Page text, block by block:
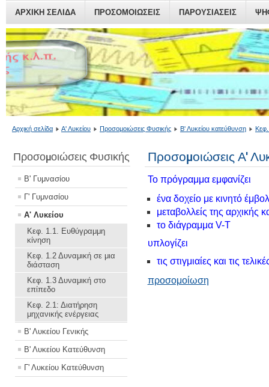
ΑΡΧΙΚΗ ΣΕΛΙΔΑ ΠΡΟΣΟΜΟΙΏΣΕΙΣ ΠΑΡΟΥΣΙΆΣΕΙΣ
Αρχική σελίδα Α' Λυκείου Προσομοιώσεις Φυσικής Β' Λυκείου κατεύθυνση
Προσομοιώσεις Φυσικής
Β' Γυμνασίου
Γ' Γυμνασίου
Α' Λυκείου
Κεφ. 1.1. Ευθύγραμμη
κίνηση
Κεφ. 1.2 Δυναμική σε μια
διάσταση
Κεφ. 1.3 Δυναμική στο
επίπεδο
Κεφ. 2.1: Διατήρηση
μηχανικής ενέργειας
Β' Λυκείου Γενικής
Β' Λυκείου Κατεύθυνση
Γ' Λυκείου Κατεύθυνση
Προσομοιώσεις Α'
Το πρόγραμμα εμφανίζει
ένα δοχείο με κινητό
μεταβολλείς της αρχικής
το διάγραμμα V-T
υπλογίζει
τις στιγμιαίες και τις
προσομοίωση